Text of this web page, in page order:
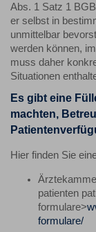
Abs. 1 Satz 1
er selbst in
unmittelbar
werden können,
muss daher
Situationen
Es gibt eine
machten,
Hier finden Sie
patienten
formulare>
formulare/